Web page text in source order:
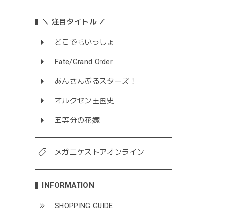
＼ 注目タイトル ／
どこでもいっしょ
Fate/Grand Order
あんさんぶるスターズ！
オルクセン王国史
五等分の花嫁
メガニケストアオンライン
INFORMATION
SHOPPING GUIDE